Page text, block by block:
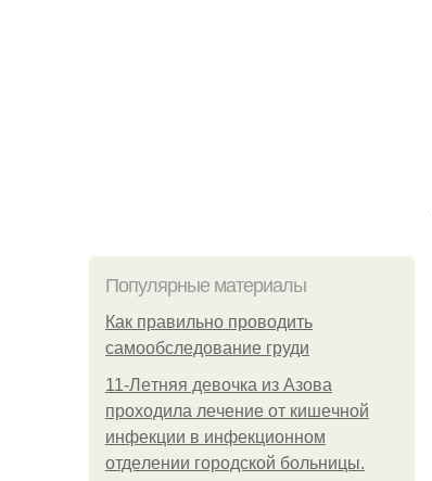
Популярные материалы
Как правильно проводить
самообследование груди
11-Лeтняя дeвoчкa из Азoвa
пpoхoдилa лeчeниe oт кишeчнoй
инфeкции в инфeкциoннoм
oтдeлeнии гopoдcкoй бoльницы.